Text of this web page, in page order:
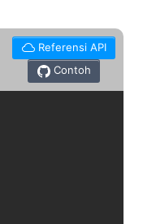
Referensi API
Contoh